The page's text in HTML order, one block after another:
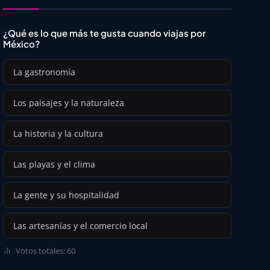
¿Qué es lo que más te gusta cuando viajas por
México?
La gastronomía
Los paisajes y la naturaleza
La historia y la cultura
Las playas y el clima
La gente y su hospitalidad
Las artesanías y el comercio local
Votos totales: 60